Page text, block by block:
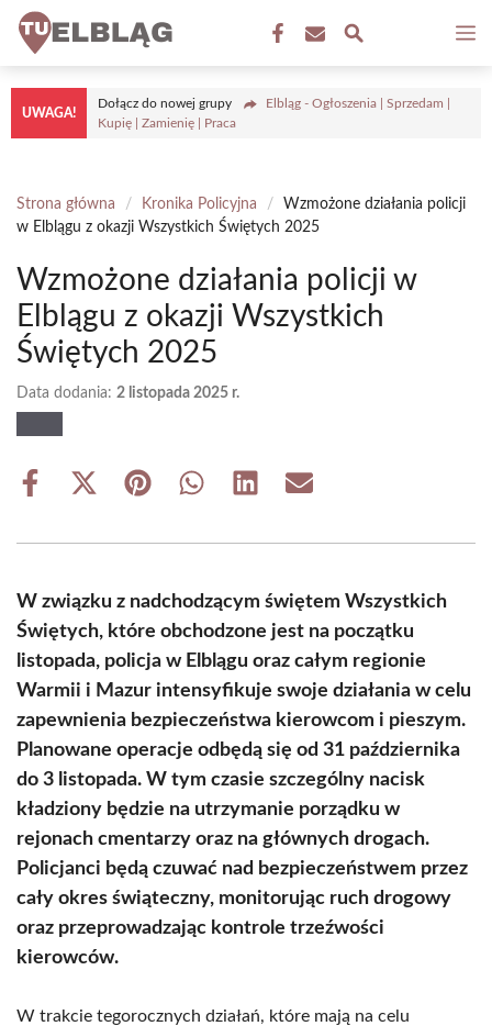
Przejdź
treści
UWAGA!
Dołącz do nowej grupy
Elbląg - Ogłoszenia | Sprzedam |
Kupię | Zamienię | Praca
Strona główna / Kronika Policyjna /
Wzmożone działania policji
w Elblągu z okazji Wszystkich Świętych 2025
Wzmożone działania policji w
Elblągu z okazji Wszystkich
Świętych 2025
Data dodania: 2 listopada 2025 r.
Share
Share
(Twitter)
Share Share Share Share
W związku z nadchodzącym świętem Wszystkich
Świętych, które obchodzone jest na początku
listopada, policja w Elblągu oraz całym regionie
Warmii i Mazur intensyfikuje swoje działania w celu
zapewnienia bezpieczeństwa kierowcom i pieszym.
Planowane operacje odbędą się od 31 października
do 3 listopada. W tym czasie szczególny nacisk
kładziony będzie na utrzymanie porządku w
rejonach cmentarzy oraz na głównych drogach.
Policjanci będą czuwać nad bezpieczeństwem przez
cały okres świąteczny, monitorując ruch drogowy
oraz przeprowadzając kontrole trzeźwości
kierowców.
W trakcie tegorocznych działań, które mają na celu